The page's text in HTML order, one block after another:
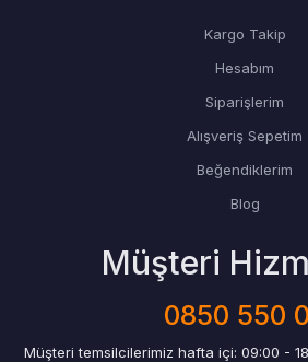
Kargo Takip
Hesabım
Siparişlerim
Alışveriş Sepetim
Beğendiklerim
Blog
Müşteri
0850 550
Müşteri temsilcilerimiz hafta içi: 09:00 -